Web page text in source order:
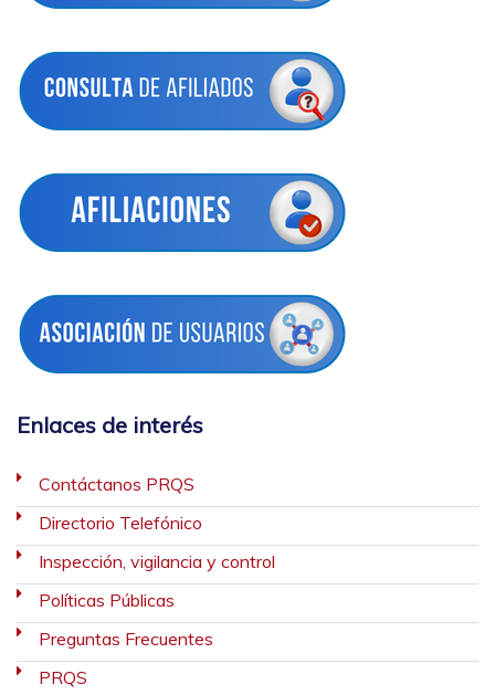
Enlaces de interés
Contáctanos PRQS
Directorio Telefónico
Inspección, vigilancia y control
Políticas Públicas
Preguntas Frecuentes
PRQS